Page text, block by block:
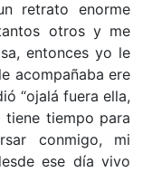
retrato enorme
otros y me
entonces yo le
acompañaba ere
“ojalá fuera ella,
tiene tiempo para
conmigo, mi
ese día vivo